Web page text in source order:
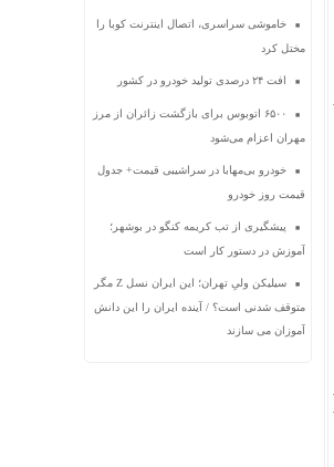
خاموشی سراسری، اتصال اینترنت کوبا را
مختل کرد
افت ۲۴ درصدی تولید خودرو در کشور
۶۵۰۰ اتوبوس برای بازگشت زائران از مرز
مهران اعزام می‌شود
خودرو بی‌مهابا در سراشیبی قیمت+ جدول
قیمت روز خودرو
پیشگیری از تب کریمه کنگو در بوشهر؛
آموزش در دستور کار است
سیلیکن ولیِ تهران؛ این ایران نسل Z مگر
متوقف شدنی است؟ / آینده ایران را این دانش
آموزان می سازند